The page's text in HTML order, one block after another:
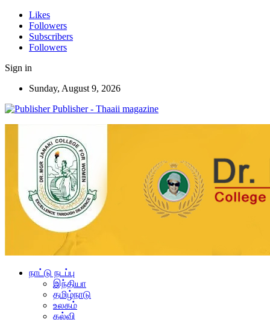
Likes
Followers
Subscribers
Followers
Sign in
Sunday, August 9, 2026
Publisher - Thaaii magazine
நாட்டு நடப்பு
இந்தியா
தமிழ்நாடு
உலகம்
கல்வி